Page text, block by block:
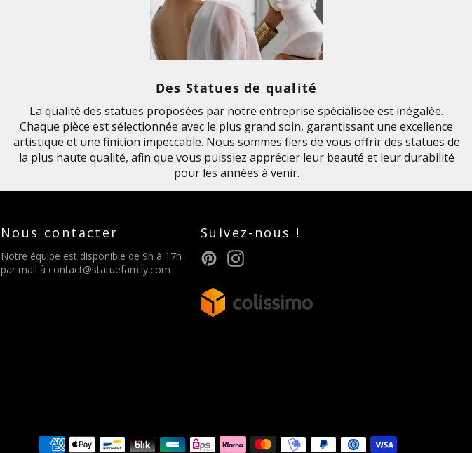
Des Statues de qualité
La qualité des statues proposées par notre entreprise spécialisée est inégalée.
Chaque pièce est sélectionnée avec le plus grand soin, garantissant une excellence
artistique et une finition impeccable. Nous sommes fiers de vous offrir des statues de
la plus haute qualité, afin que vous puissiez apprécier leur beauté et leur durabilité
pour les années à venir.
Nous contacter
Notre équipe est disponible de 9h à 17h
par mail à contact@statuefamily.com
Suivez-nous !
Pinterest